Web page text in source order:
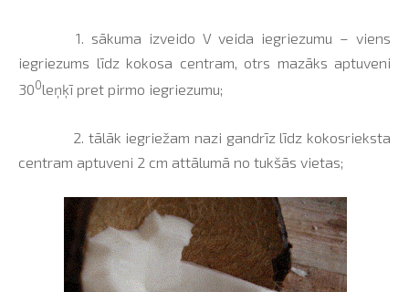
1. sākuma izveido V veida iegriezumu – viens
iegriezums līdz kokosa centram, otrs mazāks aptuveni
300leņķī pret pirmo iegriezumu;
2. tālāk iegriežam nazi gandrīz līdz kokosrieksta
centram aptuveni 2 cm attālumā no tukšās vietas;